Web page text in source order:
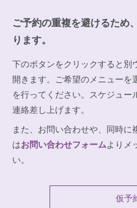
ご予約の重複を避けるため
ります。
下のボタンをクリックすると別
開きます。ご希望のメニューを
を行ってください。スケジュ
連絡差し上げます。
また、お問い合わせや、同時
はお問い合わせフォームよりメ
い。
仮予